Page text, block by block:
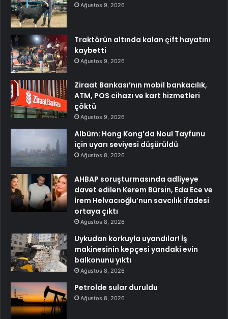
Ağustos 9, 2026
Traktörün altında kalan çift hayatını
kaybetti
Ağustos 9, 2026
Ziraat Bankası’nın mobil bankacılık,
ATM, POS cihazı ve kart hizmetleri
çöktü
Ağustos 9, 2026
Albüm: Hong Kong’da Noul Tayfunu
için uyarı seviyesi düşürüldü
Ağustos 8, 2026
AHBAP soruşturmasında adliyeye
davet edilen Kerem Bürsin, Eda Ece ve
İrem Helvacıoğlu’nun savcılık ifadesi
ortaya çıktı
Ağustos 8, 2026
Uykudan korkuyla uyandılar! İş
makinesinin kepçesi yandaki evin
balkonunu yıktı
Ağustos 8, 2026
Petrolde sular duruldu
Ağustos 8, 2026